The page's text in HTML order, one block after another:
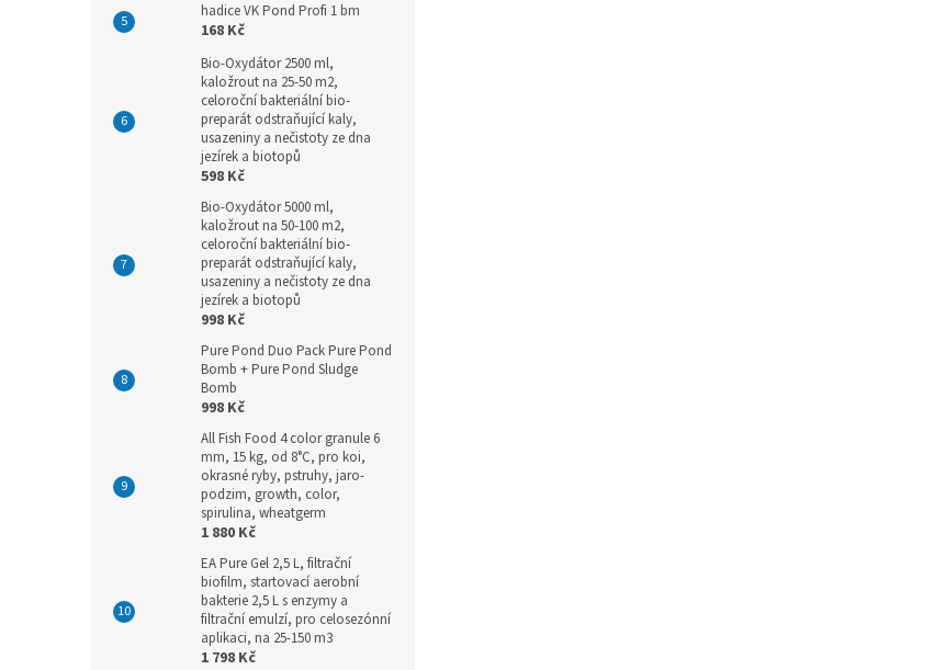
hadice VK Pond Profi 1 bm
168 Kč
Bio-Oxydátor 2500 ml,
kaložrout na 25-50 m2,
celoroční bakteriální bio-
preparát odstraňující kaly,
usazeniny a nečistoty ze dna
jezírek a biotopů
598 Kč
Bio-Oxydátor 5000 ml,
kaložrout na 50-100 m2,
celoroční bakteriální bio-
preparát odstraňující kaly,
usazeniny a nečistoty ze dna
jezírek a biotopů
998 Kč
Pure Pond Duo Pack Pure Pond
Bomb + Pure Pond Sludge
Bomb
998 Kč
All Fish Food 4 color granule 6
mm, 15 kg, od 8°C, pro koi,
okrasné ryby, pstruhy, jaro-
podzim, growth, color,
spirulina, wheatgerm
1 880 Kč
EA Pure Gel 2,5 L, filtrační
biofilm, startovací aerobní
bakterie 2,5 L s enzymy a
filtrační emulzí, pro celosezónní
aplikaci, na 25-150 m3
1 798 Kč